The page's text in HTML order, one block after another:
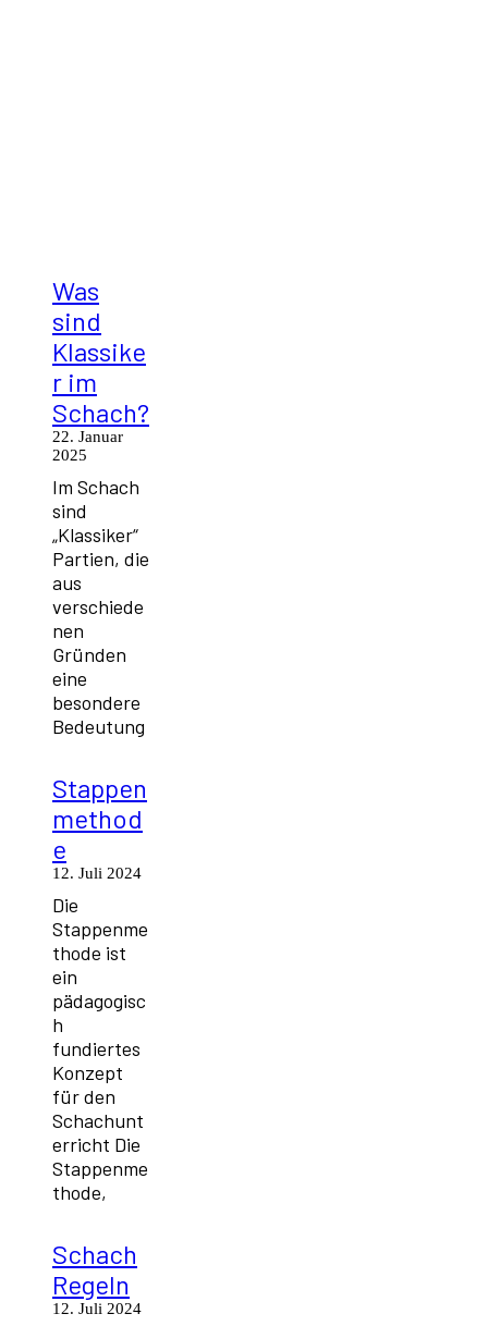
Was
sind
Klassike
r im
Schach?
22. Januar
2025
Im Schach
sind
„Klassiker“
Partien, die
aus
verschiede
nen
Gründen
eine
besondere
Bedeutung
Stappen
method
e
12. Juli 2024
Die
Stappenme
thode ist
ein
pädagogisc
h
fundiertes
Konzept
für den
Schachunt
erricht Die
Stappenme
thode,
Schach
Regeln
12. Juli 2024